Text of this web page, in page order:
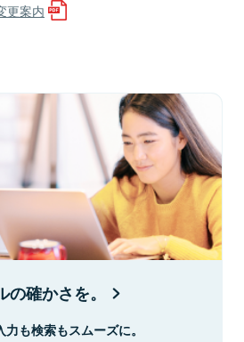
更案内
確かさを。
も検索もスムーズに。